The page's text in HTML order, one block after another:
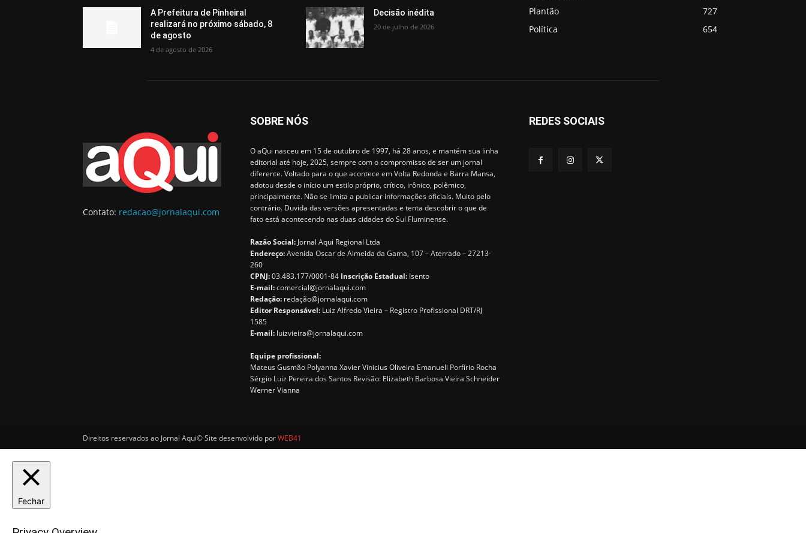
A Prefeitura de Pinheiral
realizará no próximo sábado, 8
de agosto
4 de agosto de 2026
Decisão inédita
20 de julho de 2026
Plantão
727
Política
654
Contato: redacao@jornalaqui.com
SOBRE NÓS
O aQui nasceu em 15 de outubro de 1997, há 28 anos, e mantém sua linha
editorial até hoje, 2025, sempre com o compromisso de ser um jornal
diferente. Voltado para o que acontece em Volta Redonda e Barra Mansa,
adotou desde o início um estilo próprio, crítico, irônico, polêmico,
principalmente. Não se limita a publicar informações oficiais. Muito pelo
contrário. Duvida das versões apresentadas e tenta descobrir o que de
fato está acontecendo nas duas cidades do Sul Fluminense.
Razão Social: Jornal Aqui Regional Ltda
Endereço:Avenida Oscar de Almeida da Gama, 107 – Aterrado – 27213-
260
CPNJ:03.483.177/0001-84 Inscrição Estadual: Isento
E-mail:comercial@jornalaqui.com
Redação: redação@jornalaqui.com
Editor Responsável: Luiz Alfredo Vieira – Registro Profissional DRT/RJ
1585
E-mail: luizvieira@jornalaqui.com
Equipe profissional:
Mateus Gusmão Polyanna Xavier Vinicius Oliveira Emanueli Porfírio Rocha
Sérgio Luiz Pereira dos Santos Revisão: Elizabeth Barbosa Vieira Schneider
Werner Vianna
REDES SOCIAIS
Direitos reservados ao Jornal Aqui© Site desenvolvido porWEB41
Fechar